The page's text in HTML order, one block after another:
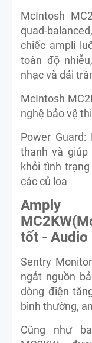
McIntosh
quad-
chiếc ampli
toàn độ
nhạc và dải
McIntosh
nghệ bảo vệ
Power
thanh và
khỏi tình trạng
các củ loa
Amply
tốt - Audio
Sentry
ngắt nguồn
dòng điện
bình thường,
Cũng như